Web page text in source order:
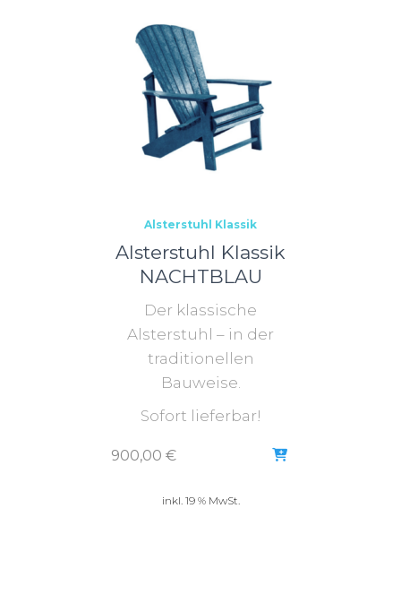
Alsterstuhl Klassik
Alsterstuhl Klassik
NACHTBLAU
Der klassische
Alsterstuhl – in der
traditionellen
Bauweise.
Sofort lieferbar!
900,00 €
inkl. 19 % MwSt.